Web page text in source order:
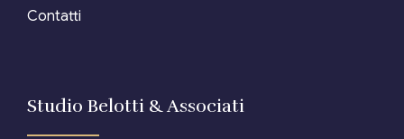
Contatti
Studio Belotti & Associati